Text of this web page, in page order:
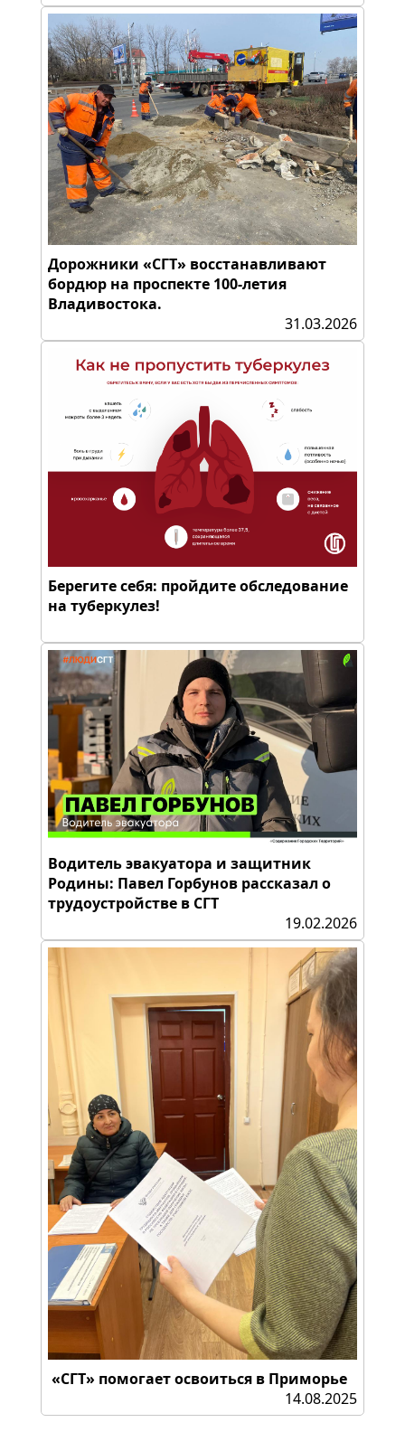
Дорожники «СГТ» восстанавливают
бордюр на проспекте 100-летия
Владивостока.
31.03.2026
Берегите себя: пройдите обследование
на туберкулез!
Водитель эвакуатора и защитник
Родины: Павел Горбунов рассказал о
трудоустройстве в СГТ
19.02.2026
«СГТ» помогает освоиться в Приморье
14.08.2025